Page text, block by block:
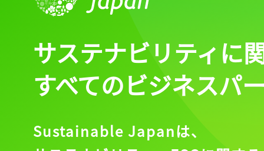
サステナビリティに
すべてのビジネスパ
Sustainable Japanは、